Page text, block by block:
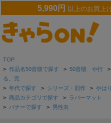
5,990円 以上のお買上
TOP
> 作品名50音順で探す > 50音順 や行 >
る。完
> 年代で探す > シリーズ・旧作 > やは
> 商品カテゴリで探す > ラバーマット
> バナーで探す > 男性向